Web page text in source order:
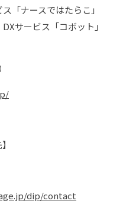
「ナースではたらこ」
サービス「コボット」
dip/contact